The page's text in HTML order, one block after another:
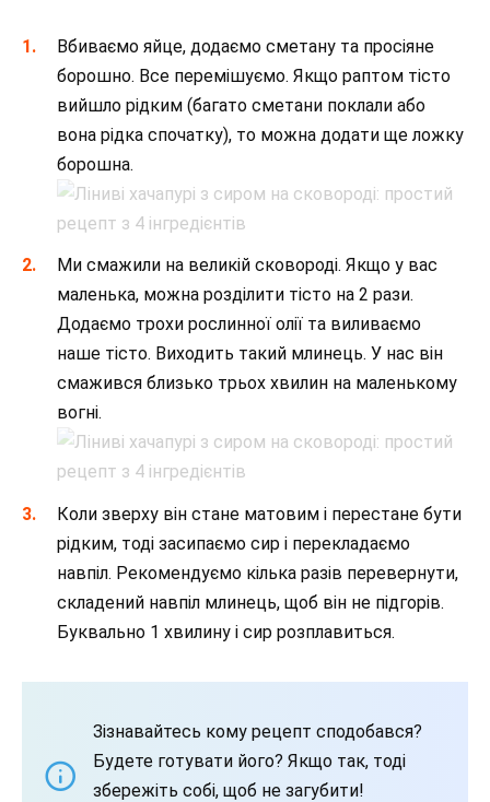
Вбиваємо яйце, додаємо сметану та просіяне
борошно. Все перемішуємо. Якщо раптом тісто
вийшло рідким (багато сметани поклали або
вона рідка спочатку), то можна додати ще ложку
борошна.
Ми смажили на великій сковороді. Якщо у вас
маленька, можна розділити тісто на 2 рази.
Додаємо трохи рослинної олії та виливаємо
наше тісто. Виходить такий млинець. У нас він
смажився близько трьох хвилин на маленькому
вогні.
Коли зверху він стане матовим і перестане бути
рідким, тоді засипаємо сир і перекладаємо
навпіл. Рекомендуємо кілька разів перевернути,
складений навпіл млинець, щоб він не підгорів.
Буквально 1 хвилину і сир розплавиться.
Зізнавайтесь кому рецепт сподобався?
Будете готувати його? Якщо так, тоді
збережіть собі, щоб не загубити!